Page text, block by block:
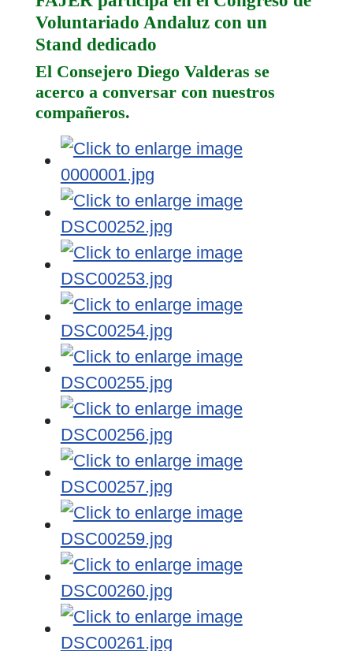
Voluntariado Andaluz con un
Stand dedicado
El Consejero Diego Valderas se
acerco a conversar con nuestros
compañeros.